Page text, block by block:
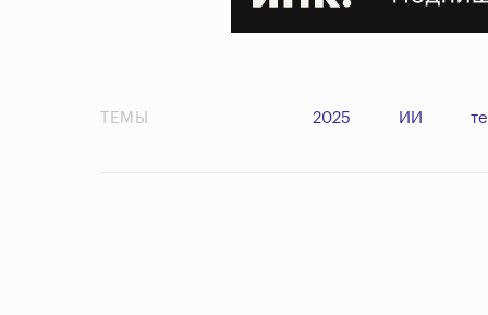
ТЕМЫ 2025 ИИ